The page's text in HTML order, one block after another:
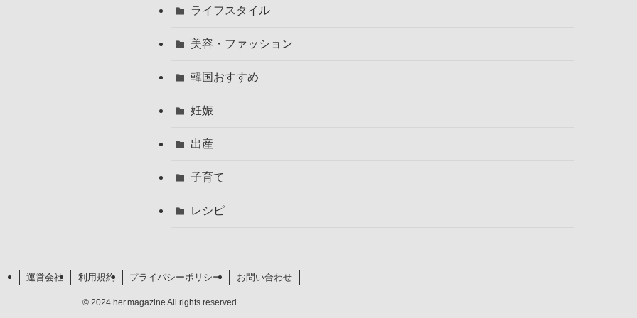
ライフスタイル
美容・ファッション
韓国おすすめ
妊娠
出産
子育て
レシピ
運営会社 利用規約 プライバシーポリシー お問い合わせ
©2024 her.magazine All rights reserved